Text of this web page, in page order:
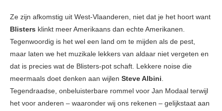
Ze zijn afkomstig uit West-Vlaanderen, niet dat je het hoort want
Blisters klinkt meer Amerikaans dan echte Amerikanen.
Tegenwoordig is het wel een land om te mijden als de pest,
maar laten we het muzikale lekkers van aldaar niet vergeten en
dat is precies wat de Blisters-pot schaft. Lekkere noise die
meermaals doet denken aan wijlen Steve Albini.
Tegendraadse, onbeluisterbare rommel voor Jan Modaal terwijl
het voor anderen – waaronder wij ons rekenen – gelijkstaat aan